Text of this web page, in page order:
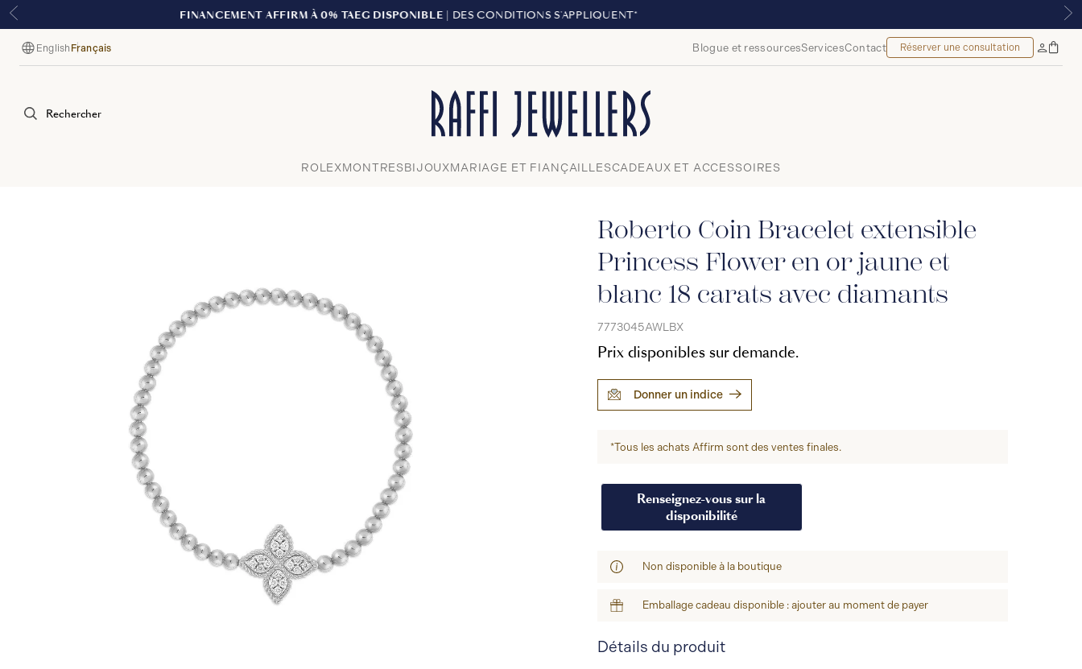
LIVRAISON GRATUITE À PARTIR DE 299 $*
Langue
English Français Blogue et ressourcesServicesContact Réserver une consultation
Mon
compte
Sac
à
Rechercher
Fermer
ROLEXMONTRESBIJOUXMARIAGE ET FIANÇAILLESCADEAUX ET ACCESSOIRES
Roberto Coin Bracelet extensible
Princess Flower en or jaune et
blanc 18 carats avec diamants
7773045AWLBX
Prix disponibles sur demande.
Donner un indice
*Tous les achats Affirm sont des ventes finales.
Renseignez-vous sur la
disponibilité
Non disponible à la boutique
Emballage cadeau disponible : ajouter au moment de payer
Détails du produit